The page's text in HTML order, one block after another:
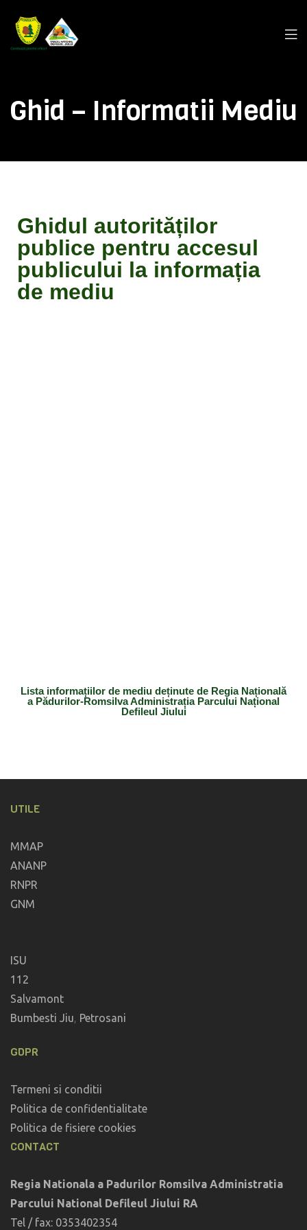
Ghid – Informatii Mediu
Ghidul autorităților
publice pentru accesul
publicului la informația
de mediu
Lista informațiilor de mediu deținute de Regia Națională
a Pădurilor-Romsilva Administrația Parcului Național
Defileul Jiului
UTILE
MMAP
ANANP
RNPR
GNM
ISU
112
Salvamont
Bumbesti Jiu, Petrosani
GDPR
Termeni si conditii
Politica de confidentialitate
Politica de fisiere cookies
CONTACT
Regia Nationala a Padurilor Romsilva Administratia
Parcului National Defileul Jiului RA
Tel / fax: 0353402354